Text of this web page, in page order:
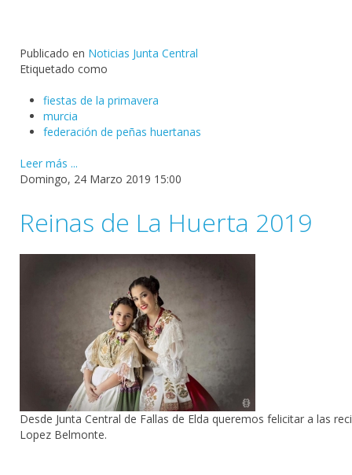
Publicado en Noticias Junta Central
Etiquetado como
fiestas de la primavera
murcia
federación de peñas huertanas
Leer más ...
Domingo, 24 Marzo 2019 15:00
Reinas de La Huerta 2019
Desde Junta Central de Fallas de Elda queremos felicitar a las
Lopez Belmonte.